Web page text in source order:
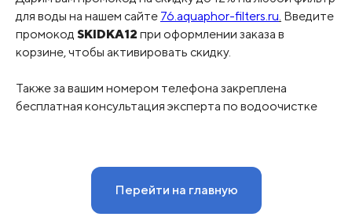
для воды на нашем сайте 76.aquaphor-filters.ru. Введите
промокод SKIDKA12 при оформлении заказа в
корзине, чтобы активировать скидку.
Также за вашим номером телефона закреплена
бесплатная консультация эксперта по водоочистке
Перейти на главную